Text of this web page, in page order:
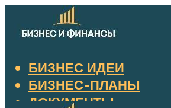
БИЗНЕС ИДЕИ
БИЗНЕС-ПЛАНЫ
ДОКУМЕНТЫ